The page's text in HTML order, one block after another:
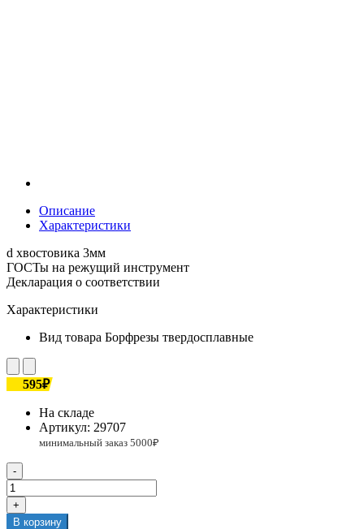
Описание
Характеристики
d хвостовика 3мм
ГОСТы на режущий инструмент
Декларация о соответствии
Характеристики
Вид товара Борфрезы твердосплавные
595₽
На складе
Артикул: 29707
-
+
В корзину